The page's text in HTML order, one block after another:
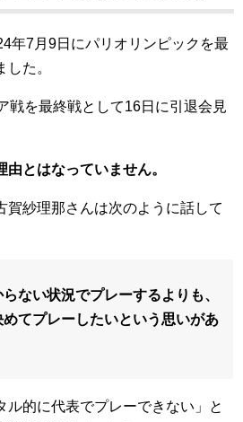
年7月9日にパリオリンピックを最
た。
戦を最終戦として16日に引退会見
とはなっていません。
賀紗理那さんは次のように話して
ない状況でプレーするよりも、
てプレーしたいという思いがあ
ル的に代表でプレーできない」と